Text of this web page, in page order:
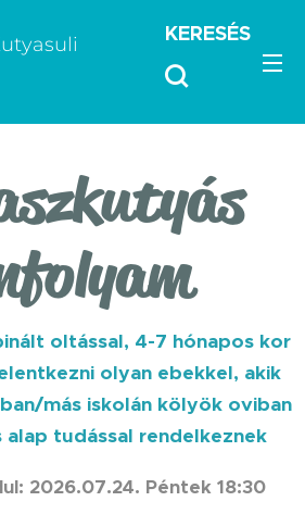
KERESÉS
oltással, 4-7 hónapos kor
olyan ebekkel, akik
más iskolán kölyök oviban
tudással rendelkeznek
2026.07.24. Péntek 18:30